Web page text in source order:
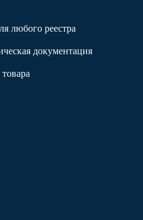
любого реестра
документация